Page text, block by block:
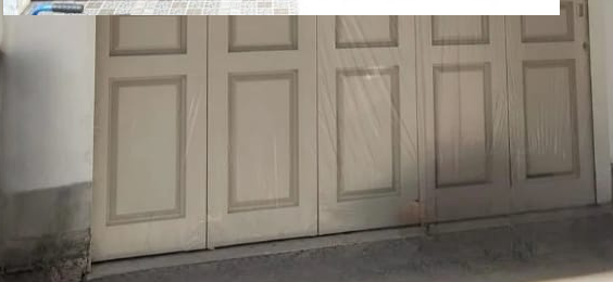
September 14, 2025
JUAL PINTU GARASI BESI